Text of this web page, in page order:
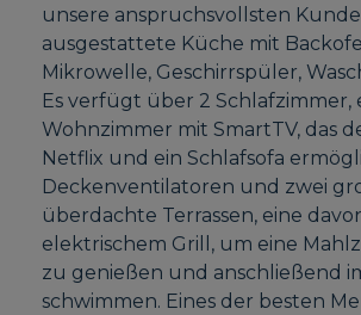
unsere anspruchsvollsten
ausgestattete Küche mit
Mikrowelle, Geschirrspüler,
Es verfügt über 2 Schlafzimmer,
Wohnzimmer mit SmartTV, das
Netflix und ein Schlafsofa
Deckenventilatoren und zwei
überdachte Terrassen, eine
elektrischem Grill, um eine
zu genießen und anschließend
schwimmen. Eines der besten